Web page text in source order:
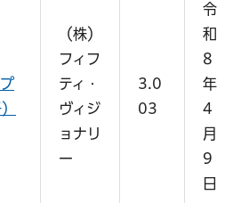
（株）
フィフ
ティ・
ヴィジ
ョナリ
ー
3.0
03
令
和
8
年
4
月
9
日